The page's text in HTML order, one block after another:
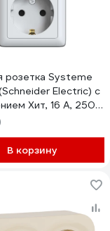
розетка Systeme
Electric) с
Хит, 16 А, 250
238I-B
В корзину